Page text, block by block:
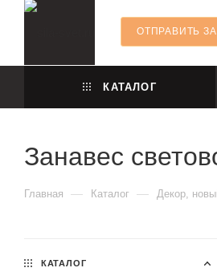
ОТПРАВИТЬ
КАТАЛОГ
Занавес
Главная — Каталог — Декор,
КАТАЛОГ